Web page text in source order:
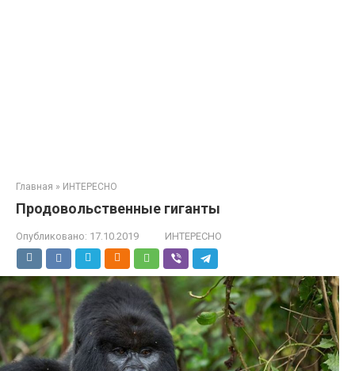
Главная » ИНТЕРЕСНО
Продовольственные гиганты
Опубликовано: 17.10.2019 ИНТЕРЕСНО